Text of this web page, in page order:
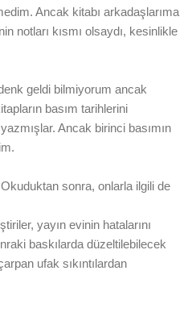
Ancak kitabı arkadaşlarıma
notları kısmı olsaydı, kesinlikle
geldi bilmiyorum ancak
basım tarihlerini
Ancak birinci basımın
sonra, onlarla ilgili de
yayın evinin hatalarını
baskılarda düzeltilebilecek
ufak sıkıntılardan